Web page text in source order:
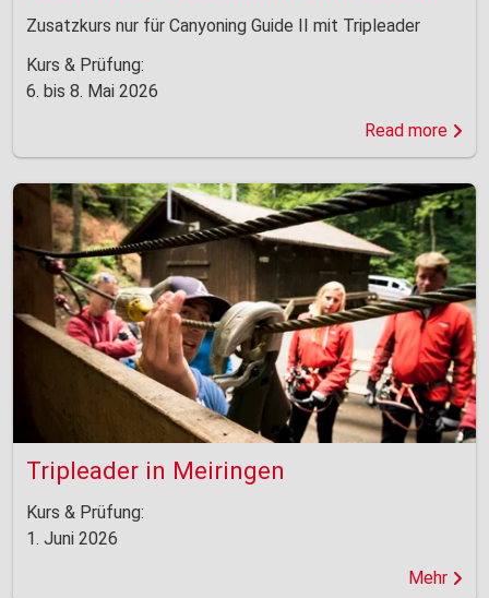
Zusatzkurs nur für Canyoning Guide II mit Tripleader
Kurs & Prüfung:
6. bis 8. Mai 2026
Read more
Tripleader in Meiringen
Kurs & Prüfung:
1. Juni 2026
Mehr